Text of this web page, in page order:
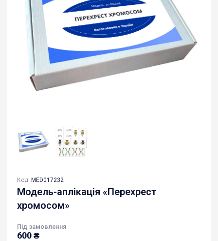
Код: MED017232
Модель-аплікація «Перехрест
хромосом»
Під замовлення
600₴